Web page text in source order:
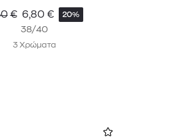
€ 6,80 € 20%
38/40
3 Χρώματα